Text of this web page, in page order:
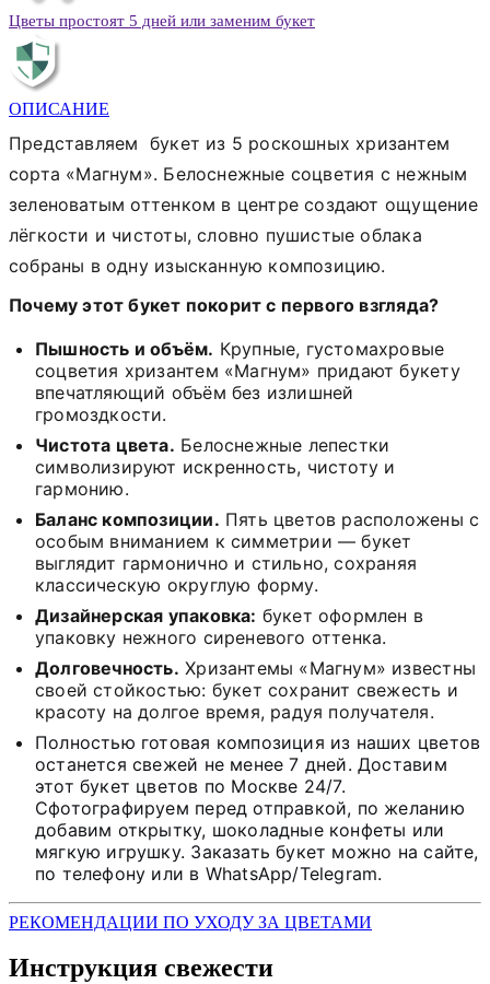
Цветы простоят 5 дней или заменим букет
ОПИСАНИЕ
Представляем букет из 5 роскошных хризантем
сорта «Магнум». Белоснежные соцветия с нежным
зеленоватым оттенком в центре создают ощущение
лёгкости и чистоты, словно пушистые облака
собраны в одну изысканную композицию.
Почему этот букет покорит с первого взгляда?
Пышность и объём. Крупные, густомахровые
соцветия хризантем «Магнум» придают букету
впечатляющий объём без излишней
громоздкости.
Чистота цвета. Белоснежные лепестки
символизируют искренность, чистоту и
гармонию.
Баланс композиции. Пять цветов расположены с
особым вниманием к симметрии — букет
выглядит гармонично и стильно, сохраняя
классическую округлую форму.
Дизайнерская упаковка: букет оформлен в
упаковку нежного сиреневого оттенка.
Долговечность. Хризантемы «Магнум» известны
своей стойкостью: букет сохранит свежесть и
красоту на долгое время, радуя получателя.
Полностью готовая композиция из наших цветов
останется свежей не менее 7 дней. Доставим
этот букет цветов по Москве 24/7.
Сфотографируем перед отправкой, по желанию
добавим открытку, шоколадные конфеты или
мягкую игрушку. Заказать букет можно на сайте,
по телефону или в WhatsApp/Telegram.
РЕКОМЕНДАЦИИ ПО УХОДУ ЗА ЦВЕТАМИ
Инструкция свежести